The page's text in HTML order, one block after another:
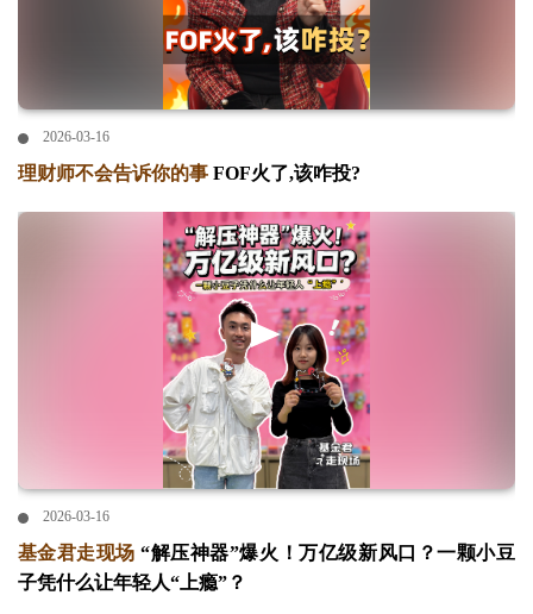
2026-03-16
理财师不会告诉你的事 FOF火了,该咋投?
2026-03-16
基金君走现场 “解压神器”爆火！万亿级新风口？一颗小豆
子凭什么让年轻人“上瘾”？